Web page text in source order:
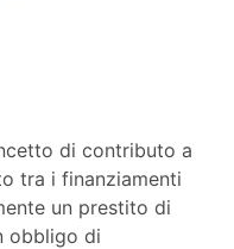
di contributo a
tra i finanziamenti
un prestito di
obbligo di